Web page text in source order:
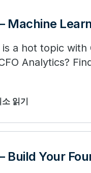
Machine
a hot topic with
Analytics?
읽기
Build Your